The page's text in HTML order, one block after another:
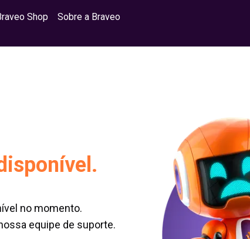
Shop Sobre a Braveo
no momento.
equipe de suporte.